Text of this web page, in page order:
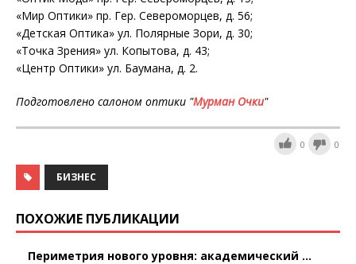
«Мир Оптики» пр. Гер. Североморцев, д. 56;
«Детская Оптика» ул. Полярные Зори, д. 30;
«Точка Зрения» ул. Копытова, д. 43;
«Центр Оптики» ул. Баумана, д. 2.
Подготовлено салоном оптики "Мурман Очки"
0 0
БИЗНЕС
ПОХОЖИЕ ПУБЛИКАЦИИ
Периметрия нового уровня: академический ...